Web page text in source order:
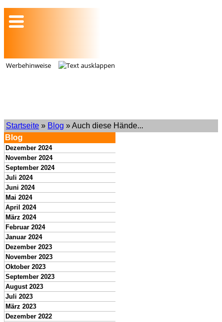
Werbehinweise
Startseite » Blog » Auch diese Hände...
Blog
Dezember 2024
November 2024
September 2024
Juli 2024
Juni 2024
Mai 2024
April 2024
März 2024
Februar 2024
Januar 2024
Dezember 2023
November 2023
Oktober 2023
September 2023
August 2023
Juli 2023
März 2023
Dezember 2022